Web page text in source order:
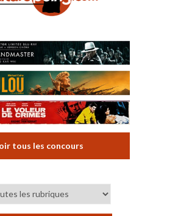
tous les concours